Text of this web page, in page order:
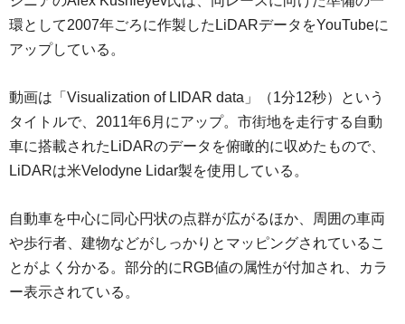
環として2007年ごろに作製したLiDARデータをYouTubeに
アップしている。
動画は「Visualization of LIDAR data」（1分12秒）という
タイトルで、2011年6月にアップ。市街地を走行する自動
車に搭載されたLiDARのデータを俯瞰的に収めたもので、
LiDARは米Velodyne Lidar製を使用している。
自動車を中心に同心円状の点群が広がるほか、周囲の車両
や歩行者、建物などがしっかりとマッピングされているこ
とがよく分かる。部分的にRGB値の属性が付加され、カラ
ー表示されている。